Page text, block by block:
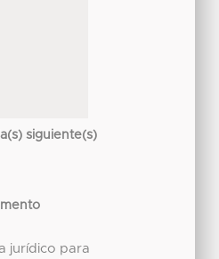
siguiente(s)
jurídico para